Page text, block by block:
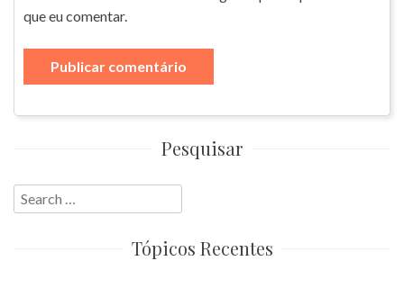
que eu comentar.
Pesquisar
Search
for:
Tópicos Recentes